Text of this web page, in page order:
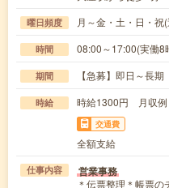
曜日頻度 月～金・土・日・
時間 08:00～17:00(実働
期間 【急募】即日～長
時給 時給1300円 月収例
交通費
全額支給
仕事内容 営業事務
＊伝票整理＊帳票